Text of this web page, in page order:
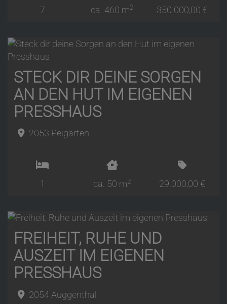
7 ca. 460 m2 350.000,00 €
STECK DIR DEINE SORGEN
AN DEN HUT IM EIGENEN
PRESSHAUS
2053 Peigarten
1 ca. 50 m2 29.000,00 €
FREIHEIT, RUHE UND
AUSZEIT IM EIGENEN
PRESSHAUS
2054 Auggenthal